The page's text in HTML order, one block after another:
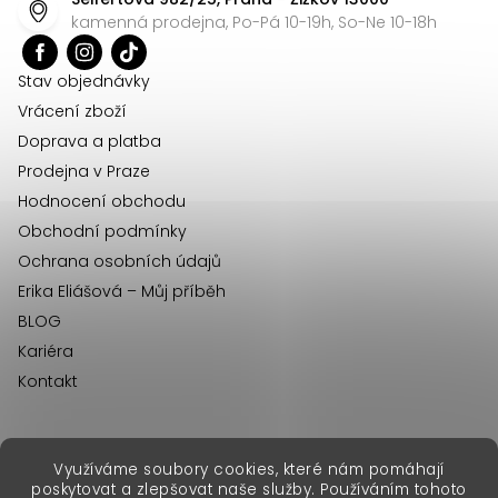
Využíváme soubory cookies, které nám pomáhají
poskytovat a zlepšovat naše služby. Používáním tohoto
kamenná prodejna, Po-Pá 10-19h, So-Ne 10-18h
Stav objednávky
Vrácení zboží
Doprava a platba
Prodejna v Praze
Hodnocení obchodu
Obchodní podmínky
Ochrana osobních údajů
Erika Eliášová – Můj příběh
BLOG
Kariéra
Kontakt
erikafashion.sk